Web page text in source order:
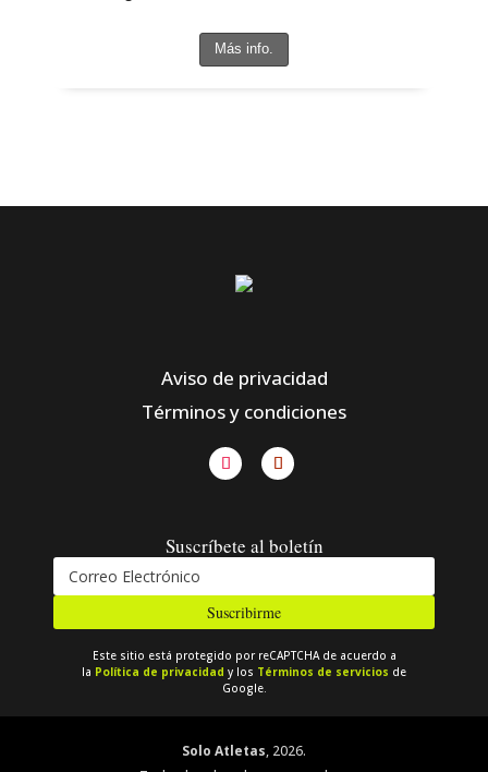
Más info.
Aviso de privacidad
Términos y condiciones
Suscríbete al boletín
Suscribirme
Este sitio está protegido por reCAPTCHA de acuerdo a
la Política de privacidad y los Términos de servicios de
Google.
Solo Atletas, 2026.